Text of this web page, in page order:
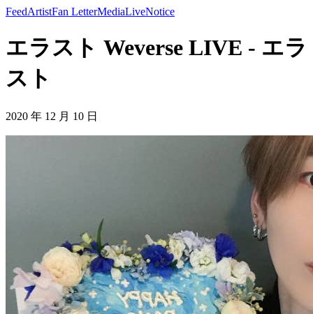
FeedArtistFan LetterMediaLiveNotice
エラスト Weverse LIVE - エラ
スト
2020 年 12 月 10 日